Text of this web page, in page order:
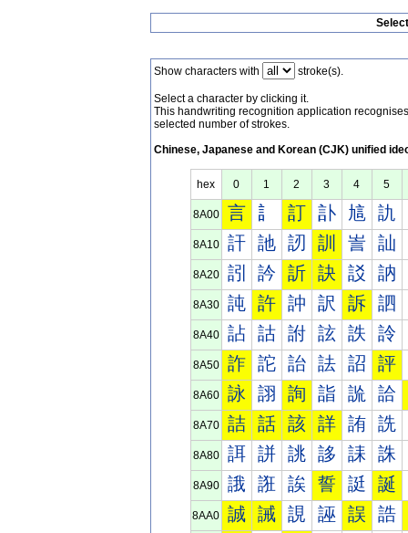
Show characters with stroke(s).
Select a character by clicking it.
This handwriting recognition application
selected number of strokes.
Chinese, Japanese and Korean (CJK) unified
hex 0 1 2 3 4 5
8A00 言 訁 訂 訃 訄 訅
8A10 訐 訑 訒 訓 訔 訕
8A20 訠 訡 訢 訣 訤 訥
8A30 訰 許 訲 訳 訴 訵
8A40 詀 詁 詂 詃 詄 詅
8A50 詐 詑 詒 詓 詔 評
8A60 詠 詡 詢 詣 詤 詥
8A70 詰 話 該 詳 詴 詵
8A80 誀 誁 誂 誃 誄 誅
8A90 誐 誑 誒 誓 誔 誕
8AA0 誠 誡 誢 誣 誤 誥